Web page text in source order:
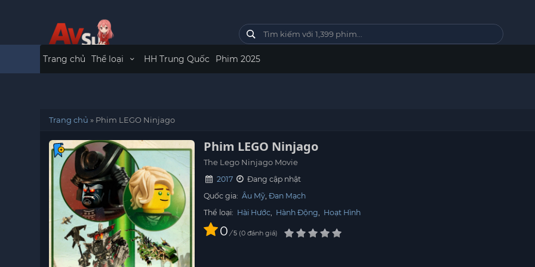
Trang chủ Thể loại HH Trung Quốc Phim 2025
Trang chủ » Phim LEGO Ninjago
Phim LEGO Ninjago
The Lego Ninjago Movie
2017
Đang cập nhật
Quốc gia: Âu Mỹ Đan Mạch
Thể loại: Hài Hước, Hành Động, Hoạt Hình
0 / 5 0 đánh giá